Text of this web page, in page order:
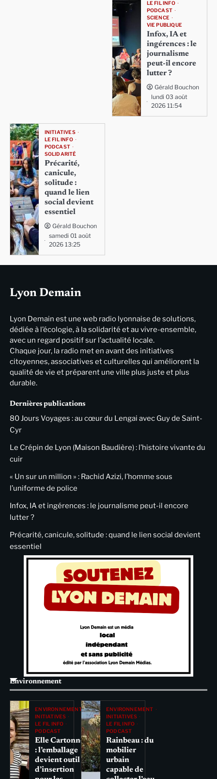
LE FIL INFO
PODCAST
SCIENCE
VIE PUBLIQUE
Infox, IA et
ingérences : le
journalisme
peut-il encore
lutter ?
Gérald Bouchon
lundi 03 août
2026 11:54
INITIATIVES
LE FIL INFO
PODCAST
SOLIDARITÉ
Précarité,
canicule,
solitude :
quand le lien
social devient
essentiel
Gérald Bouchon
samedi 01 août
2026 13:25
Lyon Demain
Lyon Demain est une web radio lyonnaise de solutions,
dédiée à l’écologie, à la solidarité et au vivre-ensemble,
avec un regard positif sur l’actualité locale.
Chaque jour, la radio met en avant des initiatives
citoyennes, associatives et culturelles qui améliorent la
qualité de vie et préparent une ville plus juste et plus
durable.
Dernières publications
80 Jours Voyages : au cœur du Lengai avec Guy de Saint-
Cyr
Le Crépin de Lyon (Maison Baudière) : l’histoire vivante du
cuir
« Un sur un million » : Rachid Azizi, l’homme sous
l’uniforme de police
Infox, IA et ingérences : le journalisme peut-il encore
lutter ?
Précarité, canicule, solitude : quand le lien social devient
essentiel
Environnement
ENVIRONNEMENT
INITIATIVES
LE FIL INFO
PODCAST
Elle Cartonne
: l’emballage
devient outil
d’insertion
ENVIRONNEMENT
INITIATIVES
LE FIL INFO
PODCAST
Rainbeau : du
mobilier
urbain
capable de